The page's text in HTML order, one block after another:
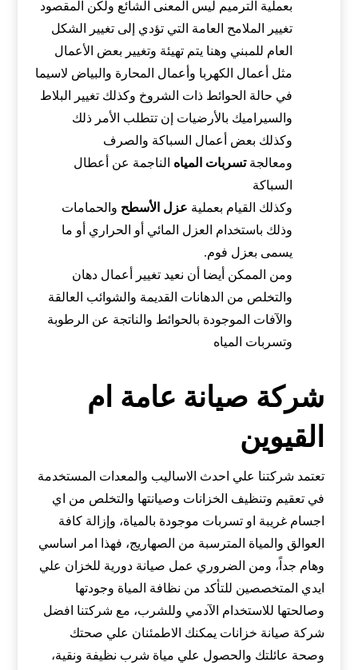
بعملية الترميم ليس المعنى الشائع ولكن المقصود
تغيير الملامح العامة التي تؤدي إلى تغيير الشكل
العام للمبني وهنا يتم تهيئة وتغيير بعض الأعمال
مثل أعمال الكهربا وأعمال المحارة والبياض لاسيما
في حالة الحوائط ذات الشروخ وكذلك تغيير البلاط
والسيراميك بالأرضيات إن تتطلب الأمر ذلك
وكذلك بعض أعمال السباكة والصرف
ومعالجةتسربات المياه الناجمة عن أعطال
السباكة
وكذلك القيام بعملية عزل الأسطح والحمامات
وذلك باستخدام العزل المائي أو الحراري أو ما
يسمى بعزل فوم.
ومن الممكن أيضا أن نعيد تغيير أعمال دهان
والتخلص من الدهانات القديمة والشوائب العالقة
والآفات الموجودة بالحوائط والناتجة عن الرطوبة
وتسربات المياه
شركة صيانة عامة ام
القيوين
تعتمد شركتنا علي احدث الاساليب والمعدات المستخدمة
في تعقيم وتنظيف الخزانات وصيانتها والتخلص من اي
اجسام غريبة او تسربات موجودة بالمياة، وإزالة كافة
العوالق والمياة المترسبة من الصهاريج، فهذا امر اساسي
وهام جداً، ومن الضروري عمل صيانة دورية للخزان علي
ايدي المتخصصين للتأكد من نظافة المياة وجودتها
وصالحتها للاستخدام الآدمي وللشرب، مع شركتنا افضل
شركة صيانة خزانات يمكنك الاطمئنان علي صحتك
وصحة عائلتك والحصول علي مياة شرب نظيفة ونقية،